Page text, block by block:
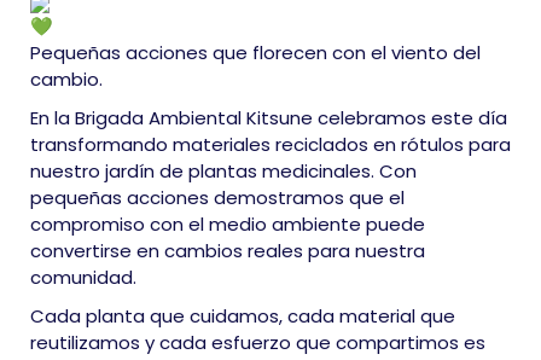
Pequeñas acciones que florecen con el viento del
cambio.
En la Brigada Ambiental Kitsune celebramos este día
transformando materiales reciclados en rótulos para
nuestro jardín de plantas medicinales. Con
pequeñas acciones demostramos que el
compromiso con el medio ambiente puede
convertirse en cambios reales para nuestra
comunidad.
Cada planta que cuidamos, cada material que
reutilizamos y cada esfuerzo que compartimos es